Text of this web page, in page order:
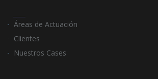
Áreas de Actuación
Clientes
Nuestros Cases